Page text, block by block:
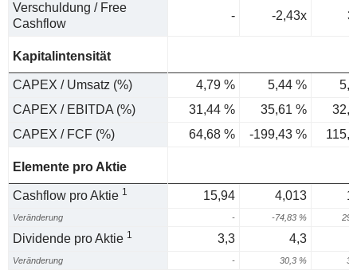
Verschuldung / Free
Cashflow
- -2,43x
Kapitalintensität
CAPEX / Umsatz (%) 4,79 % 5,44 %
CAPEX / EBITDA (%)
31,44 % 35,61 %
CAPEX / FCF (%)
64,68 % -199,43 %
Elemente pro Aktie
Cashflow pro Aktie 1 15,94 4,013
Veränderung - -74,83 %
Dividende pro Aktie 1 3,3 4,3
Veränderung - 30,3 %